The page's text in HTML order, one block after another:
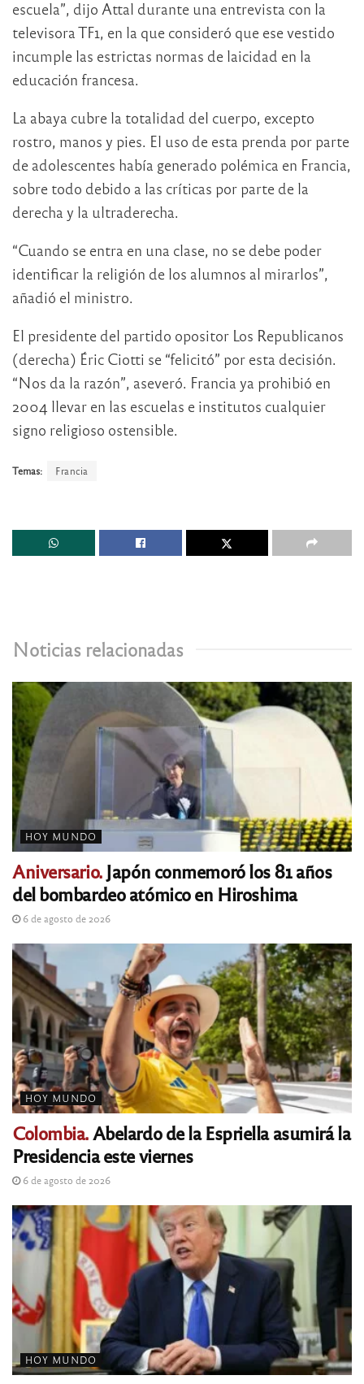
escuela”, dijo Attal durante una entrevista con la
televisora TF1, en la que consideró que ese vestido
incumple las estrictas normas de laicidad en la
educación francesa.
La abaya cubre la totalidad del cuerpo, excepto
rostro, manos y pies. El uso de esta prenda por parte
de adolescentes había generado polémica en Francia,
sobre todo debido a las críticas por parte de la
derecha y la ultraderecha.
“Cuando se entra en una clase, no se debe poder
identificar la religión de los alumnos al mirarlos”,
añadió el ministro.
El presidente del partido opositor Los Republicanos
(derecha) Éric Ciotti se “felicitó” por esta decisión.
“Nos da la razón”, aseveró. Francia ya prohibió en
2004 llevar en las escuelas e institutos cualquier
signo religioso ostensible.
Temas: Francia
Noticias relacionadas
HOY MUNDO
Aniversario.Japón conmemoró los 81 años
del bombardeo atómico en Hiroshima
6 de agosto de 2026
HOY MUNDO
Colombia.Abelardo de la Espriella asumirá la
Presidencia este viernes
6 de agosto de 2026
HOY MUNDO